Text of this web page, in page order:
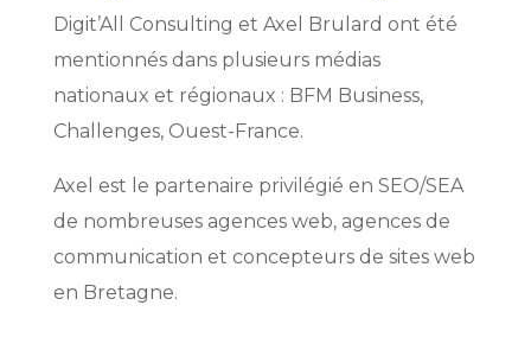
Digit’All Consulting et Axel Brulard ont été
mentionnés dans plusieurs médias
nationaux et régionaux : BFM Business,
Challenges, Ouest-France.
Axel est le partenaire privilégié en SEO/SEA
de nombreuses agences web, agences de
communication et concepteurs de sites web
en Bretagne.